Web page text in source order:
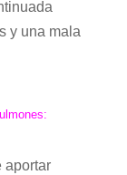
y una mala
aportar